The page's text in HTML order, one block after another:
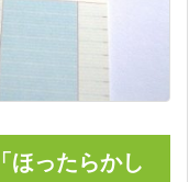
ほったらかし